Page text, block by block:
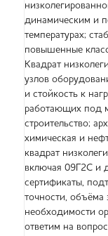
динамическим и
температурах;
повышенные
Квадрат
узлов
и стойкость к
работающих под
строительство;
химическая и
квадрат
включая 09Г2С и
сертификаты,
точности, объёма
необходимости
ответим на